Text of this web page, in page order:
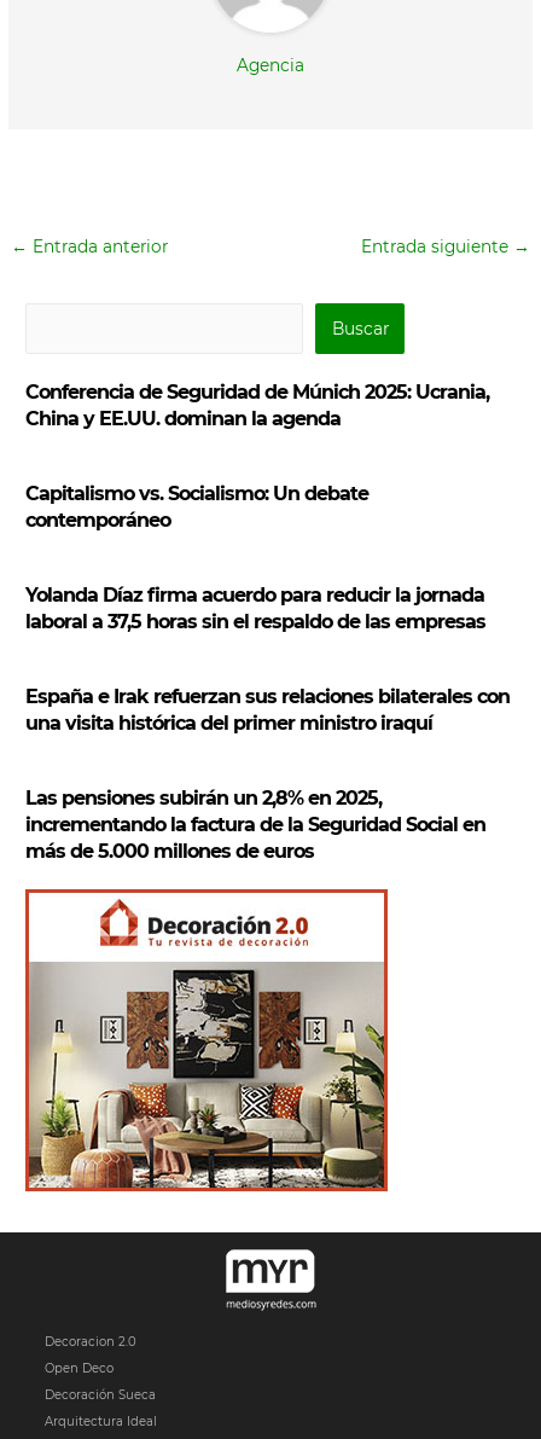
Agencia
← Entrada anterior Entrada siguiente →
s
c
r
Buscar
Conferencia de Seguridad de Múnich 2025: Ucrania,
China y EE.UU. dominan la agenda
Capitalismo vs. Socialismo: Un debate
contemporáneo
Yolanda Díaz firma acuerdo para reducir la jornada
laboral a 37,5 horas sin el respaldo de las empresas
España e Irak refuerzan sus relaciones bilaterales con
una visita histórica del primer ministro iraquí
Las pensiones subirán un 2,8% en 2025,
incrementando la factura de la Seguridad Social en
más de 5.000 millones de euros
Decoracion 2.0
Open Deco
Decoración Sueca
Arquitectura Ideal